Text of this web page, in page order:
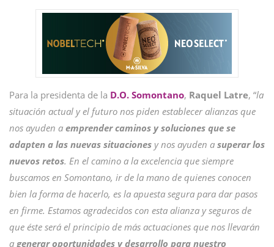
Para la presidenta de la D.O. Somontano, Raquel Latre, “la
situación actual y el futuro nos piden establecer alianzas que
nos ayuden a emprender caminos y soluciones que se
adapten a las nuevas situaciones y nos ayuden a superar los
nuevos retos. En el camino a la excelencia que siempre
buscamos en Somontano, ir de la mano de quienes conocen
bien la forma de hacerlo, es la apuesta segura para dar pasos
en firme. Estamos agradecidos con esta alianza y seguros de
que éste será el principio de más actuaciones que nos llevarán
a generar oportunidades y desarrollo para nuestro